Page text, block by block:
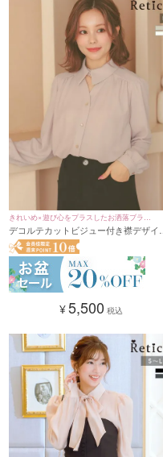
きれいめ×遊び心をプラスしたお洒落ブラウ
ス♪
デコルテカットビジュー付き襟デザイン
長袖ブラウス (Mサイズ) (ベージュ/オフ
ホワイト)
¥5,500 税込